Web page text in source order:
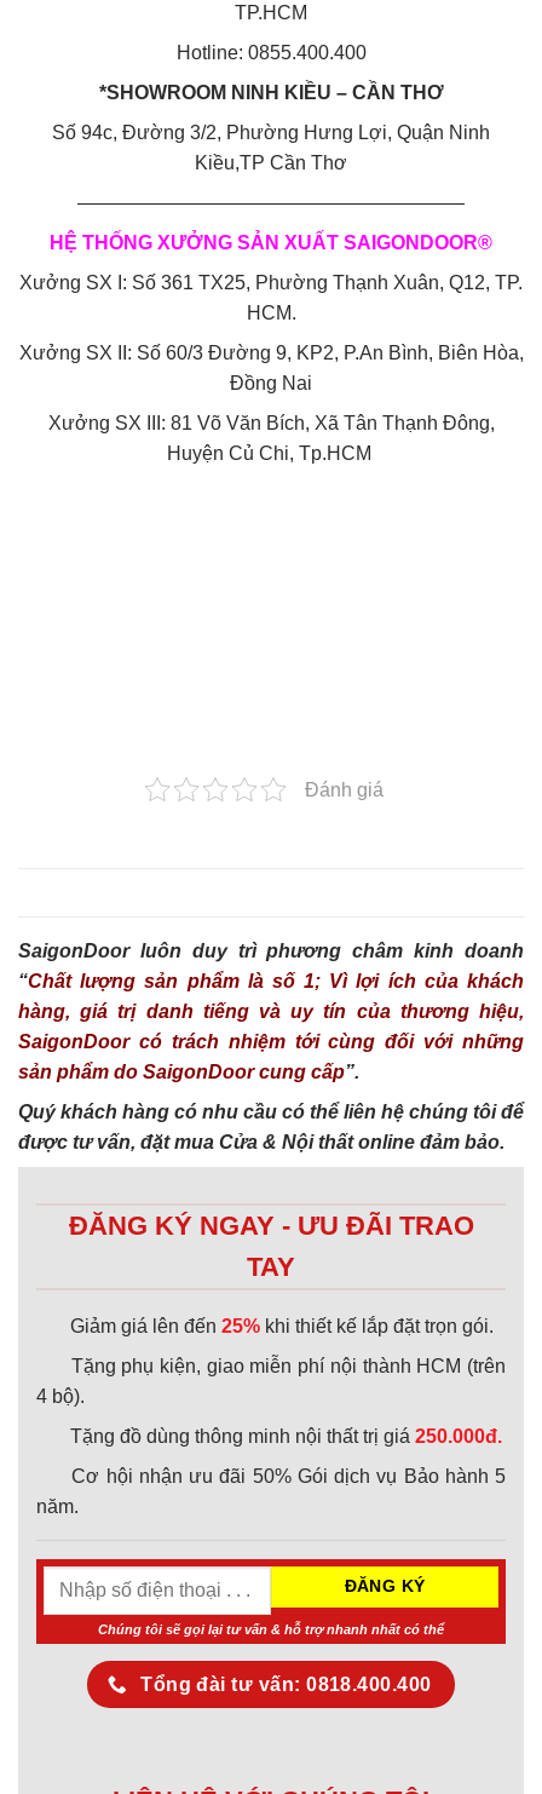
TP.HCM
Hotline: 0855.400.400
*SHOWROOM NINH KIỀU – CẦN THƠ
Số 94c, Đường 3/2, Phường Hưng Lợi, Quận Ninh
Kiều,TP Cần Thơ
————————————————————
HỆ THỐNG XƯỞNG SẢN XUẤT SAIGONDOOR®
Xưởng SX I: Số 361 TX25, Phường Thạnh Xuân, Q12, TP.
HCM.
Xưởng SX II: Số 60/3 Đường 9, KP2, P.An Bình, Biên Hòa,
Đồng Nai
Xưởng SX III: 81 Võ Văn Bích, Xã Tân Thạnh Đông,
Huyện Củ Chi, Tp.HCM
Đánh giá
SaigonDoor luôn duy trì phương châm kinh doanh
“Chất lượng sản phẩm là số 1; Vì lợi ích của khách
hàng, giá trị danh tiếng và uy tín của thương hiệu,
SaigonDoor có trách nhiệm tới cùng đối với những
sản phẩm do SaigonDoor cung cấp”.
Quý khách hàng có nhu cầu có thể liên hệ chúng tôi để
được tư vấn, đặt mua Cửa & Nội thất online đảm bảo.
ĐĂNG KÝ NGAY - ƯU ĐÃI TRAO
TAY
Giảm giá lên đến 25% khi thiết kế lắp đặt trọn gói.
Tặng phụ kiện, giao miễn phí nội thành HCM (trên
4 bộ).
Tặng đồ dùng thông minh nội thất trị giá 250.000đ.
Cơ hội nhận ưu đãi 50% Gói dịch vụ Bảo hành 5
năm.
Chúng tôi sẽ gọi lại tư vấn & hỗ trợ nhanh nhất có thể
Tổng đài tư vấn: 0818.400.400